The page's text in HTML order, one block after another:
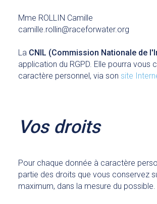
Mme ROLLIN Camille
camille.rollin@raceforwater.org
La CNIL (Commission Nationale de
application du RGPD. Elle pourra
caractère personnel, via son site
Vos droits
Pour chaque donnée à caractère
partie des droits que vous conservez
maximum, dans la mesure du possible.